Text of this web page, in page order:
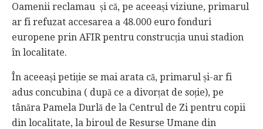
Oamenii reclamau și că, pe aceeași viziune, primarul
ar fi refuzat accesarea a 48.000 euro fonduri
europene prin AFIR pentru construcția unui stadion
în localitate.
În aceeași petiție se mai arata că, primarul și-ar fi
adus concubina ( după ce a divorțat de soție), pe
tânăra Pamela Durlă de la Centrul de Zi pentru copii
din localitate, la biroul de Resurse Umane din